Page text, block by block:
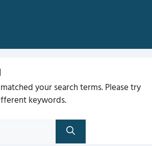
your search terms. Please try
keywords.